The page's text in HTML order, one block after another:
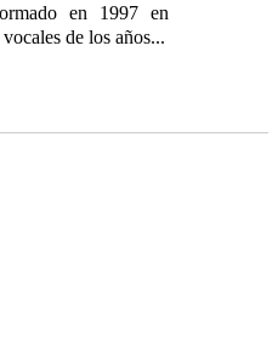
en 1997 en
de los años...